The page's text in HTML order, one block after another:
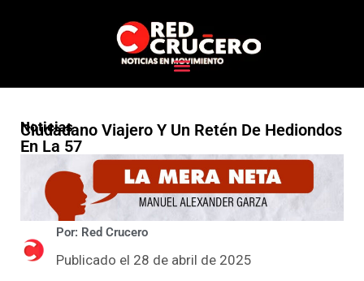
Noticias
Ciudadano Viajero Y Un Retén De Hediondos
En La 57
Por: Red Crucero
Publicado el 28 de abril de 2025